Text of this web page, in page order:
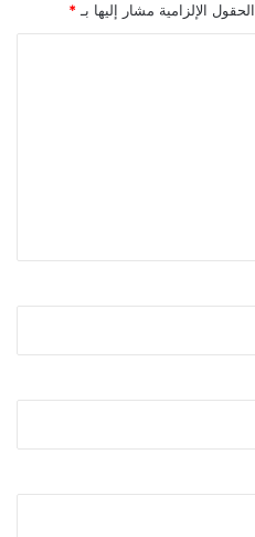
الحقول الإلزامية مشار إليها بـ *